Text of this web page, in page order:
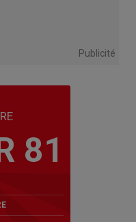
Publicité
81